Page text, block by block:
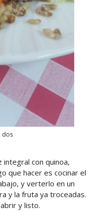
dos
con quinoa,
que hacer es cocinar el
y verterlo en un
y la fruta ya troceadas.
y listo.